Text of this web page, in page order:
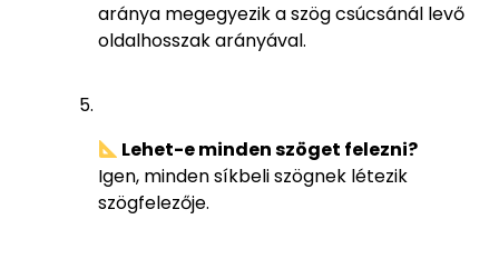
aránya megegyezik a szög csúcsánál levő
oldalhosszak arányával.
Lehet-e minden szöget felezni?
Igen, minden síkbeli szögnek létezik
szögfelezője.